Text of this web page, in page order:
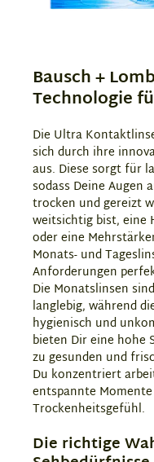
Bausch +
Technologie
Die Ultra
sich durch ihre
aus. Diese sorgt für
sodass Deine Augen
trocken und gereizt
weitsichtig bist, eine
oder eine
Monats- und
Anforderungen
Die Monatslinsen
langlebig, während
hygienisch und
bieten Dir eine hohe
zu gesunden und
Du konzentriert
entspannte
Trockenheitsgefühl.
Die richtige